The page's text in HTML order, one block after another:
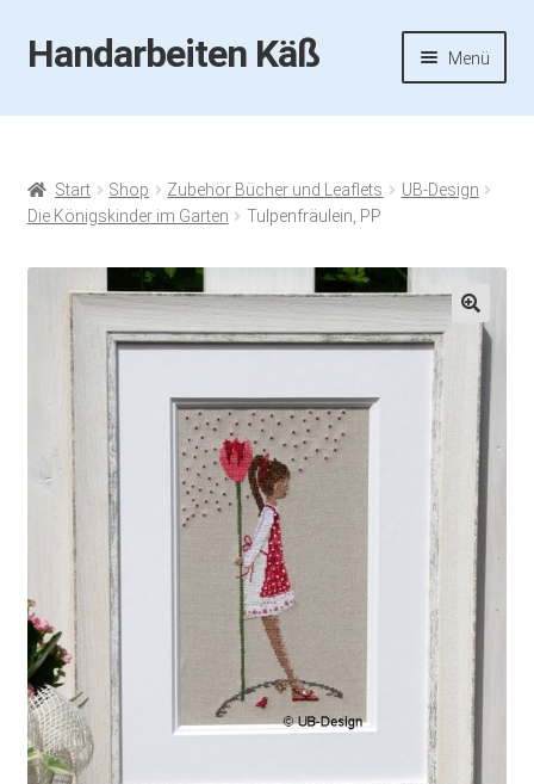
Zur
Navigation
Zum
Inhalt
Handarbeiten Käß Menü
Startseite
Aktuelles
Termine
Handarbeiten-Käß-Shop
Kasse
Mein Konto
Start Shop Zubehör Bücher und Leaflets
UB-Design
Die Königskinder im Garten
Tulpenfräulein, PP